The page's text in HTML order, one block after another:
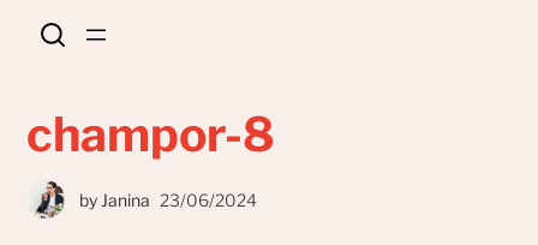
champor-8
by Janina 23/06/2024